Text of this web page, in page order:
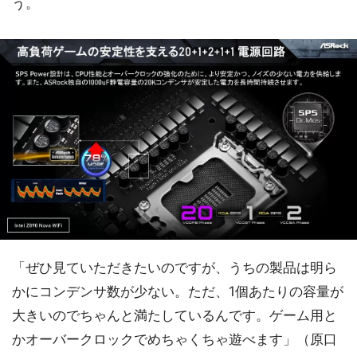
う。
「ぜひ見ていただきたいのですが、うちの製品は明ら
かにコンデンサ数が少ない。ただ、1個あたりの容量が
大きいのでちゃんと満たしているんです。ゲーム用と
かオーバークロックでめちゃくちゃ遊べます」（原口